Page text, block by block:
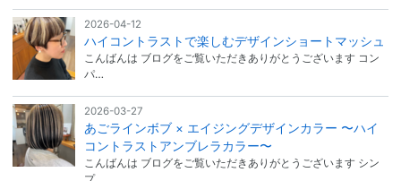
2026-04-12
ハイコントラストで楽しむデザインショートマッシュ
こんばんは ブログをご覧いただきありがとうございます コン
パ…
2026-03-27
あごラインボブ × エイジングデザインカラー 〜ハイ
コントラストアンブレラカラー〜
こんばんは ブログをご覧いただきありがとうございます シン